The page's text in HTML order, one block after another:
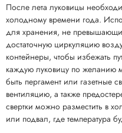
После лета луковицы
холодному времени года.
для хранения, не
достаточную циркуляцию
контейнеры, чтобы избежать
каждую луковицу по желанию
быть пергамент или газетные
вентиляцию, а также
свертки можно разместить в
или подвал, где температура